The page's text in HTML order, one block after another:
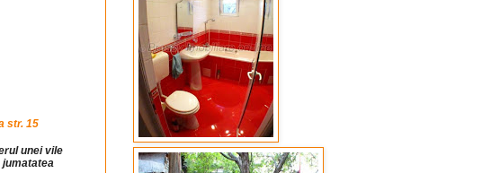
str. 15
unei vile
jumatatea